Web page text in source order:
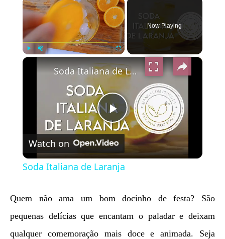
Now Playing
×
Play
Video
Soda Italiana de Laranja
Watch on
Soda Italiana de Laranja
Quem não ama um bom docinho de festa? São
pequenas delícias que encantam o paladar e deixam
qualquer comemoração mais doce e animada. Seja